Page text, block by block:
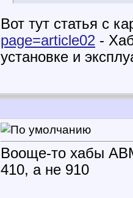
Вот тут статья с
page=article02 -
установке и
Вооще-то хабы
410, а не 910